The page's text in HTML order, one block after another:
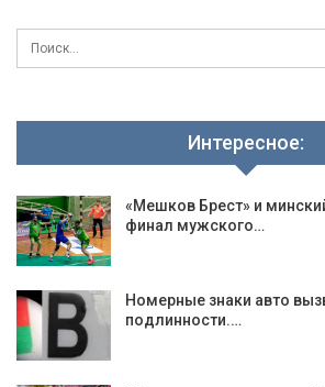
Интересное:
«Мешков Брест» и
финал мужского…
Номерные знаки авто
подлинности.…